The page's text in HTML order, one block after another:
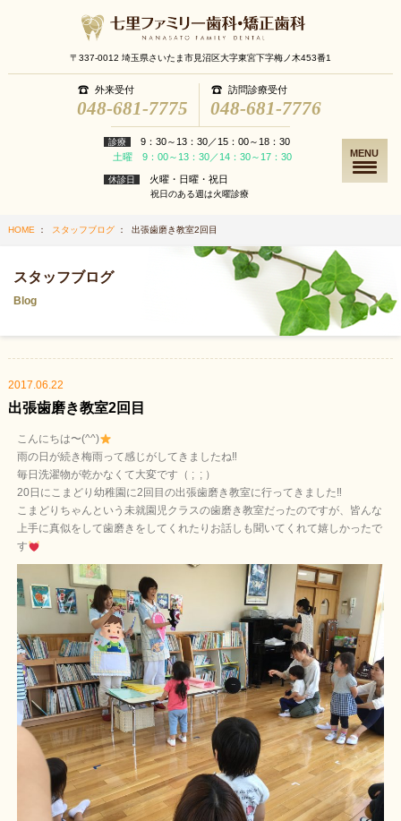
〒337-0012 埼玉県さいたま市見沼区大字東宮下字梅ノ木453番1
外来受付
048-681-7775
訪問診療受付
048-681-7776
診療
9：30～13：30／15：00～18：30
土曜 9：00～13：30／14：30～17：30
休診日 火曜・日曜・祝日
祝日のある週は火曜診療
MENU
HOME： スタッフブログ： 出張歯磨き教室2回目
スタッフブログ
Blog
2017.06.22
出張歯磨き教室2回目
こんにちは〜(^^)
雨の日が続き梅雨って感じがしてきましたね‼︎
毎日洗濯物が乾かなくて大変です（ ; ; ）
20日にこまどり幼稚園に2回目の出張歯磨き教室に行ってきました‼︎
こまどりちゃんという未就園児クラスの歯磨き教室だったのですが、皆んな
上手に真似をして歯磨きをしてくれたりお話しも聞いてくれて嬉しかったで
す